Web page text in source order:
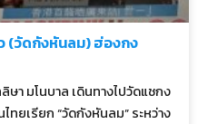
(วัดกังหันลม) ฮ่องกง
า มโนบาล เดินทางไปวัดแชกง
ทยเรียก “วัดกังหันลม” ระหว่าง